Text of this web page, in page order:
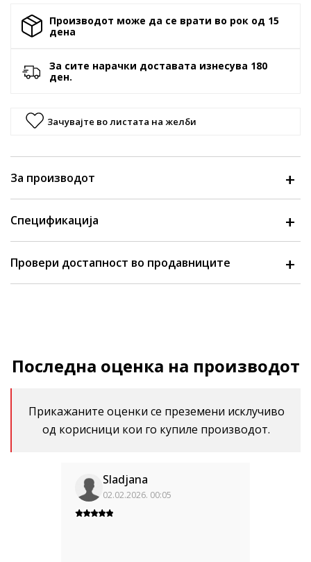
Производот може да се врати во рок од 15
денa
За сите нарачки доставата изнесува 180
ден.
Зачувајте во листата на желби
За производот
Спецификација
Провери достапност во продавниците
Последна оценка на производот
Прикажаните оценки се преземени исклучиво
од корисници кои го купиле производот.
Sladjana
02.02.2026. 00:05